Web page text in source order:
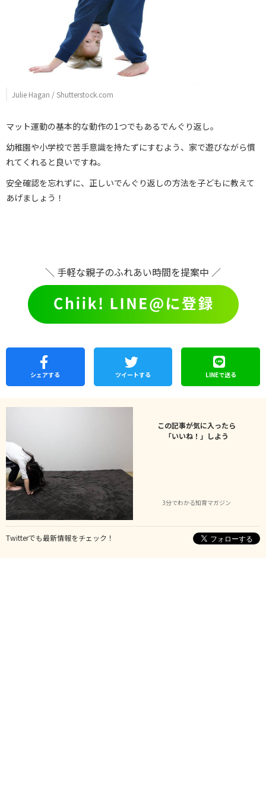
Julie Hagan / Shutterstock.com
マット運動の基本的な動作の1つでもあるでんぐり返し。
幼稚園や小学校で苦手意識を持たずにすむよう、家で遊びながら慣
れてくれると良いですね。
安全確認を忘れずに、正しいでんぐり返しの方法を子どもに教えて
あげましょう！
＼ 手軽な親子のふれあい時間を提案中 ／
シェアする ツイートする LINEで送る
この記事が気に入ったら
「いいね！」しよう
3分でわかる知育マガジン
Twitterでも最新情報をチェック！